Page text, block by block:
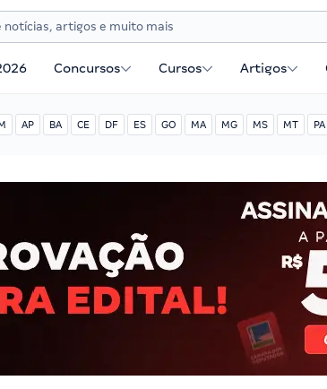
Concursos Cursos Artigos
AP BA CE DF ES GO MA MG MS MT PA